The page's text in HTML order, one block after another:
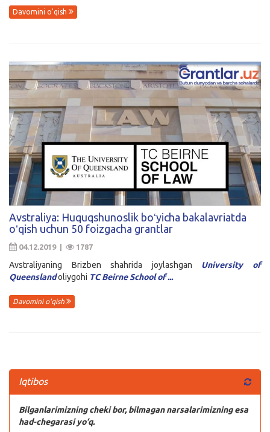
Davomini o'qish
Avstraliya: Huquqshunoslik boʻyicha bakalavriatda
oʻqish uchun 50 foizgacha grantlar
04.12.2019 | 1787
Avstraliyaning Brizben shahrida joylashgan University of
Queenslandoliygohi TC Beirne School of ...
Davomini o'qish
Iqtibos
Bilganlarimizning cheki bor, bilmagan narsalarimizning esa
had-chegarasi yo‘q.